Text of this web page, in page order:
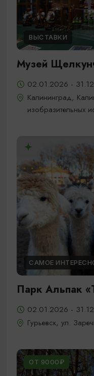
ВЫСТАВКИ
Музей
02.01.2026 -
Калининград,
изобразительных
САМОЕ
Парк Альпак
02.01.2026 -
Гурьевск, ул.
ОТ 9000₽